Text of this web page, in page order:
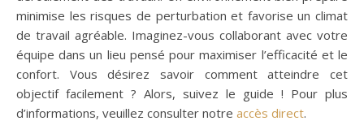
minimise les risques de perturbation et favorise un climat
de travail agréable. Imaginez-vous collaborant avec votre
équipe dans un lieu pensé pour maximiser l’efficacité et le
confort. Vous désirez savoir comment atteindre cet
objectif facilement ? Alors, suivez le guide ! Pour plus
d’informations, veuillez consulter notre accès direct.